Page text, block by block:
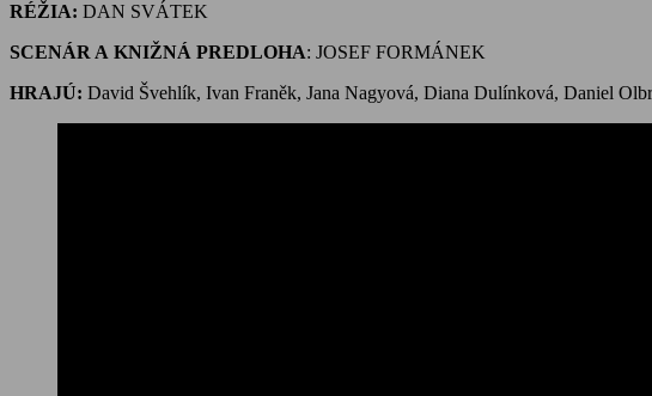
RÉŽIA: DAN SVÁTEK
SCENÁR A KNIŽNÁ PREDLOHA: JOSEF FORMÁNEK
HRAJÚ: David Švehlík, Ivan Franěk, Jana Nagyová, Diana Dulínková, Daniel